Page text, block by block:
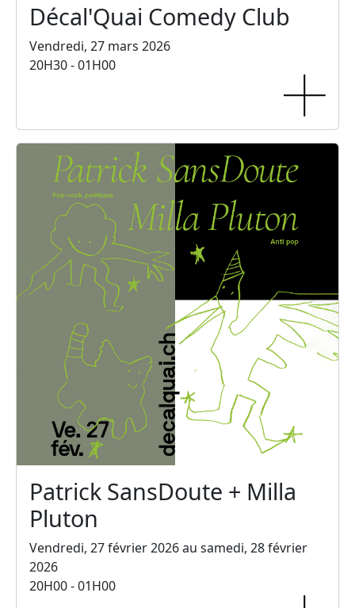
Décal'Quai Comedy Club
Vendredi, 27 mars 2026
20H30 - 01H00
Patrick SansDoute + Milla
Pluton
Vendredi, 27 février 2026 au samedi, 28 février
2026
20H00 - 01H00